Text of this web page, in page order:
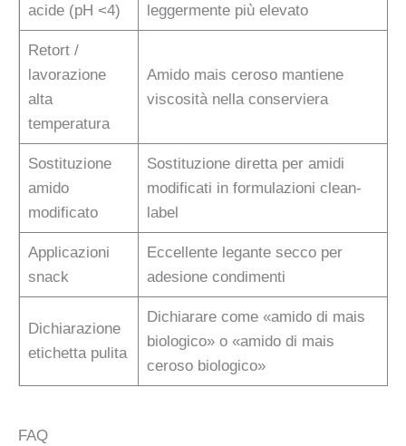
acide (pH <4)
leggermente più elevato
Retort /
lavorazione
alta
temperatura
Amido mais ceroso mantiene
viscosità nella conserviera
Sostituzione
amido
modificato
Sostituzione diretta per amidi
modificati in formulazioni clean-
label
Applicazioni
snack
Eccellente legante secco per
adesione condimenti
Dichiarazione
etichetta pulita
Dichiarare come «amido di mais
biologico» o «amido di mais
ceroso biologico»
FAQ